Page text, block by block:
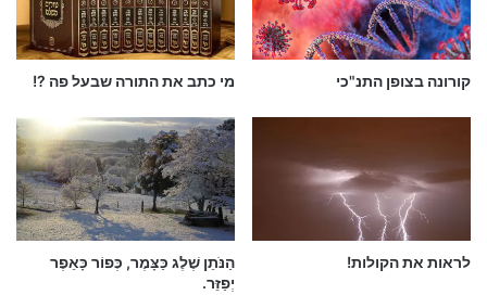
מה יכול היה להיות אלמלא פצצת הגראד הייתה
נוחתת בשלמותה"..
א
ר
ץ
קורונה בצופן התנ"כי מי כתב את התורה שבעל פה ?!
לראות את הקולות!
הַנֹּתֵן שֶׁלֶג כַּצָּמֶר, כְּפוֹר כָּאֵפֶר
יְפַזֵּר.